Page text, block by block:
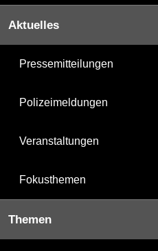
Aktuelles
Pressemitteilungen
Polizeimeldungen
Veranstaltungen
Fokusthemen
Themen